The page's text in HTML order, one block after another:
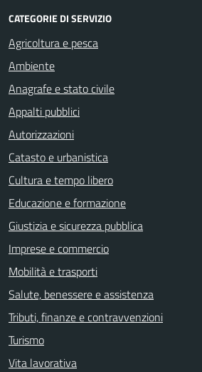
CATEGORIE DI SERVIZIO
Agricoltura e pesca
Ambiente
Anagrafe e stato civile
Appalti pubblici
Autorizzazioni
Catasto e urbanistica
Cultura e tempo libero
Educazione e formazione
Giustizia e sicurezza pubblica
Imprese e commercio
Mobilità e trasporti
Salute, benessere e assistenza
Tributi, finanze e contravvenzioni
Turismo
Vita lavorativa